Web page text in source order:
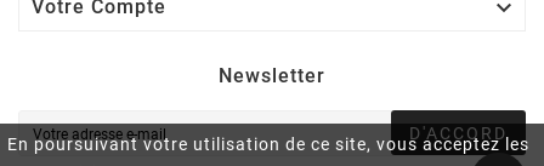
En poursuivant votre utilisation de ce site, vous acceptez les
Votre Compte 
Newsletter
D'ACCORD